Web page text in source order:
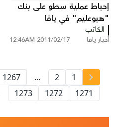
إحباط عملية سطو على بنك
"هبوعليم" في يافا
الكاتب
أخبار يافا 2011/02/17 12:46AM
1
2
...
1267
1271
1272
1273